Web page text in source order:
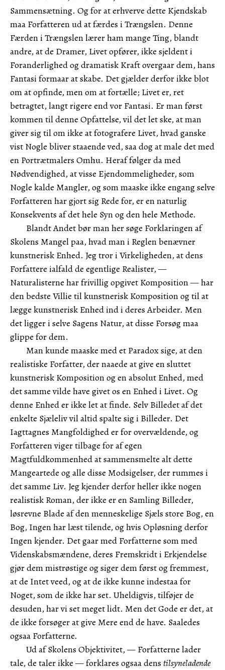
Sammensætning. Og for at erhverve dette Kjendskab
maa Forfatteren ud at færdes i Trængslen. Denne
Færden i Trængslen lærer ham mange Ting, blandt
andre, at de Dramer, Livet opfører, ikke sjeldent i
Foranderlighed og dramatisk Kraft overgaar dem, hans
Fantasi formaar at skabe. Det gjælder derfor ikke blot
om at opfinde, men om at fortælle; Livet er, ret
betragtet, langt rigere end vor Fantasi. Er man først
kommen til denne Opfattelse, vil det let ske, at man
giver sig til om ikke at fotografere Livet, hvad ganske
vist Nogle bliver staaende ved, saa dog at male det med
en Portrætmalers Omhu. Heraf følger da med
Nødvendighed, at visse Ejendommeligheder, som
Nogle kalde Mangler, og som maaske ikke engang selve
Forfatteren har gjort sig Rede for, er en naturlig
Konsekvents af det hele Syn og den hele Methode.
Blandt Andet bør man her søge Forklaringen af
Skolens Mangel paa, hvad man i Reglen benævner
kunstnerisk Enhed. Jeg tror i Virkeligheden, at dens
Forfattere ialfald de egentlige Realister, —
Naturalisterne har frivillig opgivet Komposition — har
den bedste Villie til kunstnerisk Komposition og til at
lægge kunstnerisk Enhed ind i deres Arbeider. Men
det ligger i selve Sagens Natur, at disse Forsøg maa
glippe for dem.
Man kunde maaske med et Paradox sige, at den
realistiske Forfatter, der naaede at give en sluttet
kunstnerisk Komposition og en absolut Enhed, med
det samme vilde have givet os en Enhed i Livet. Og
denne Enhed er ikke let at finde. Selv Billedet af det
enkelte Sjæleliv vil altid spalte sig i Billeder. Det
Iagttagnes Mangfoldighed er for overvældende, og
Forfatteren viger tilbage for af egen
Magtfuldkommenhed at sammensmelte alt dette
Mangeartede og alle disse Modsigelser, der rummes i
det samme Liv. Jeg kjender derfor heller ikke nogen
realistisk Roman, der ikke er en Samling Billeder,
løsrevne Blade af den menneskelige Sjæls store Bog, en
Bog, Ingen har læst tilende, og hvis Opløsning derfor
Ingen kjender. Det gaar med Forfatterne som med
Videnskabsmændene, deres Fremskridt i Erkjendelse
gjør dem mistrøstige og siger dem først og fremmest,
at de Intet veed, og at de ikke kunne indestaa for
Noget, som de ikke har set. Uheldigvis, tilføjer de
desuden, har vi set meget lidt. Men det Gode er det, at
de ikke forsøger at give Mere end de have. Saaledes
ogsaa Forfatterne.
Ud af Skolens Objektivitet, — Forfatterne lader
tale, de taler ikke — forklares ogsaa dens tilsyneladende